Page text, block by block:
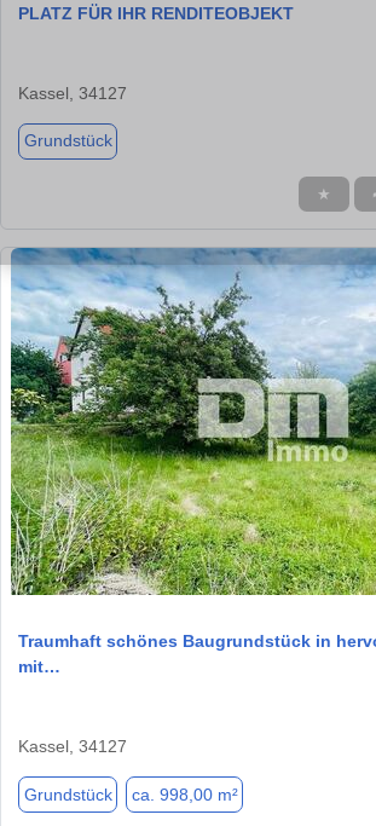
PLATZ FÜR IHR RENDITEOBJEKT
Kassel, 34127
Grundstück
★
Traumhaft schönes Baugrundstück in
mit…
Kassel, 34127
Grundstück ca. 998,00 m²